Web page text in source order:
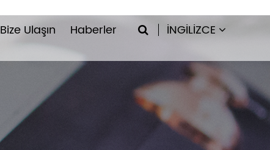
İNGILIZCE
Bize Ulaşın Haberler